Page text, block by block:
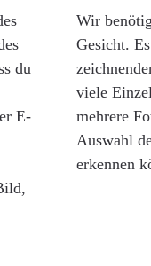
du
E-
Wir
Gesicht.
viele
mehrere
Auswahl
erkennen